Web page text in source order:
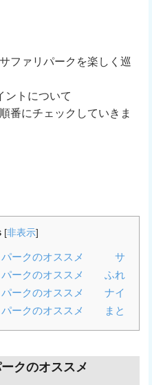
ファリパークを楽しく巡
ントについて
番にチェックしていきま
[非表示]
パークのオススメ サ
パークのオススメ ふれ
パークのオススメ ナイ
パークのオススメ まと
パークのオススメ